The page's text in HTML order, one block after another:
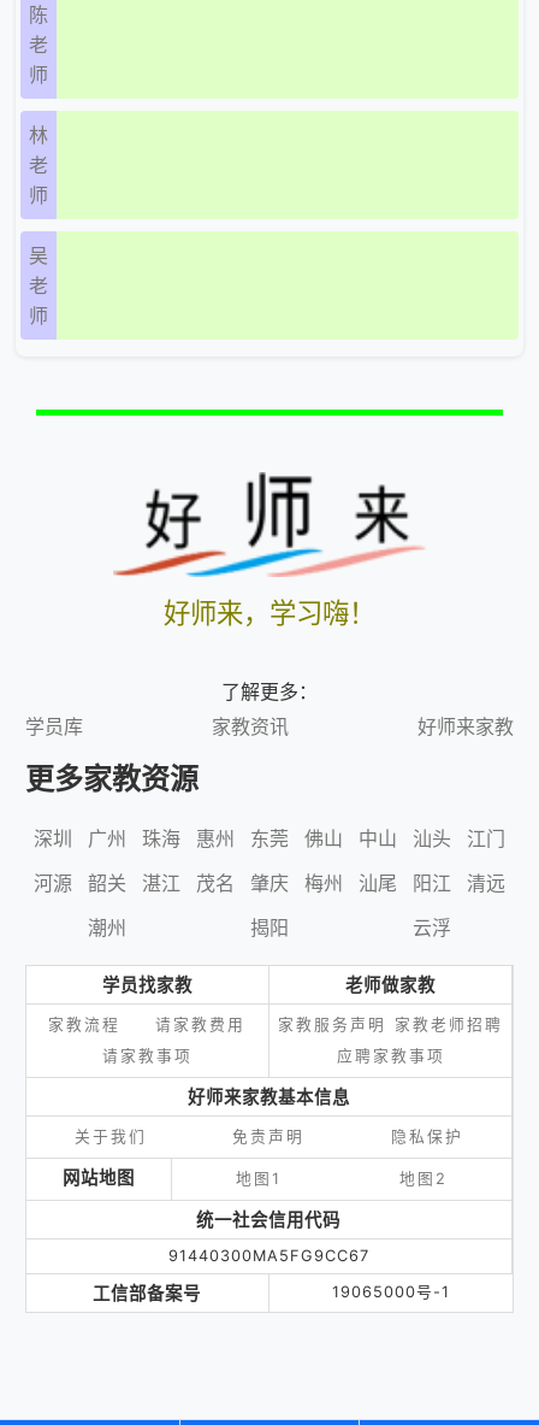
陈
老
师
林
老
师
吴
老
师
好师来，学习嗨！
了解更多：
学员库
家教资讯 好师来家教
更多家教资源
深圳 广州 珠海 惠州 东莞 佛山 中山 汕头
江门
河源
韶关 湛江 茂名 肇庆 梅州 汕尾 阳江
清远
潮州
揭阳 云浮
学员找家教
家教流程
请家教费用
请家教事项
老师做家教
家教服务声明
家教老师招聘
应聘家教事项
好师来家教基本信息
关于我们 免责声明 隐私保护
网站地图 地图1 地图2
统一社会信用代码
91440300MA5FG9CC67
工信部备案号 19065000号-1